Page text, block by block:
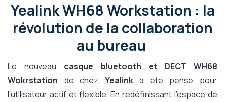
Yealink WH68 Workstation : la
révolution de la collaboration
au bureau
Le nouveau casque bluetooth et DECT WH68
Wokrstation de chez Yealinka été pensé pour
l'utilisateur actif et flexible. En redéfinissant l'espace de